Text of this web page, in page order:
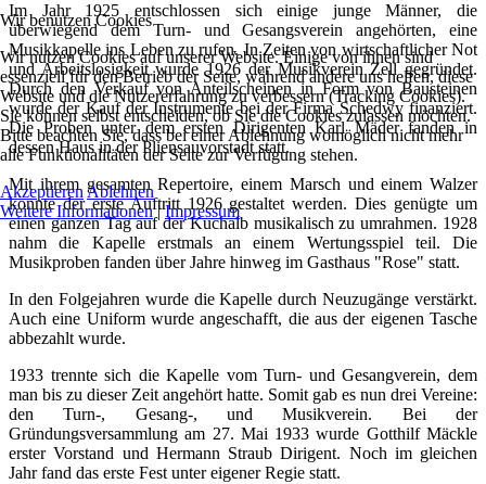
Im Jahr 1925 entschlossen sich einige junge Männer, die
überwiegend dem Turn- und Gesangsverein angehörten, eine
Musikkapelle ins Leben zu rufen. In Zeiten von wirtschaftlicher Not
und Arbeitslosigkeit wurde 1926 der Musikverein Zell gegründet.
Durch den Verkauf von Anteilscheinen in Form von Bausteinen
wurde der Kauf der Instrumente bei der Firma Schedwy finanziert.
Die Proben unter dem ersten Dirigenten Karl Mäder fanden in
dessen Haus in der Pliensauvorstadt statt.
Mit ihrem gesamten Repertoire, einem Marsch und einem Walzer
konnte der erste Auftritt 1926 gestaltet werden. Dies genügte um
einen ganzen Tag auf der Kuchalb musikalisch zu umrahmen. 1928
nahm die Kapelle erstmals an einem Wertungsspiel teil. Die
Musikproben fanden über Jahre hinweg im Gasthaus "Rose" statt.
In den Folgejahren wurde die Kapelle durch Neuzugänge verstärkt.
Auch eine Uniform wurde angeschafft, die aus der eigenen Tasche
abbezahlt wurde.
1933 trennte sich die Kapelle vom Turn- und Gesangverein, dem
man bis zu dieser Zeit angehört hatte. Somit gab es nun drei Vereine:
den Turn-, Gesang-, und Musikverein. Bei der
Gründungsversammlung am 27. Mai 1933 wurde Gotthilf Mäckle
erster Vorstand und Hermann Straub Dirigent. Noch im gleichen
Jahr fand das erste Fest unter eigener Regie statt.
Wir benutzen Cookies
Wir nutzen Cookies auf unserer Website. Einige von ihnen sind
essenziell für den Betrieb der Seite, während andere uns helfen, diese
Website und die Nutzererfahrung zu verbessern (Tracking Cookies).
Sie können selbst entscheiden, ob Sie die Cookies zulassen möchten.
Bitte beachten Sie, dass bei einer Ablehnung womöglich nicht mehr
alle Funktionalitäten der Seite zur Verfügung stehen.
Akzeptieren Ablehnen
Weitere Informationen|Impressum